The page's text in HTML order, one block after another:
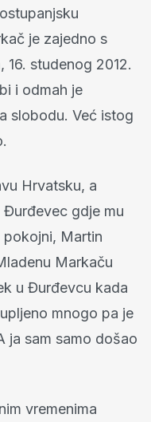
je zajedno s
16. studenog 2012.
i odmah je
slobodu. Već istog
Hrvatsku, a
gdje mu
pokojni, Martin
Markaču
u Đurđevcu kada
mnogo pa je
ja sam samo došao
vremenima